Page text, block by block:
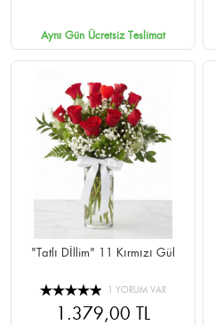
Aynı Gün Ücretsiz Teslimat
"Tatlı Dİllim" 11 Kırmızı Gül
1 YORUM VAR
1.379,00 TL